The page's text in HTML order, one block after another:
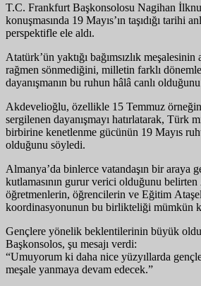
T.C. Frankfurt Başkonsolosu Nagihan
konuşmasında 19 Mayıs’ın taşıdığı tarihi
perspektifle ele aldı.
Atatürk’ün yaktığı bağımsızlık meşalesinin
rağmen sönmediğini, milletin farklı
dayanışmanın bu ruhun hâlâ canlı
Akdevelioğlu, özellikle 15 Temmuz
sergilenen dayanışmayı hatırlatarak, Türk
birbirine kenetlenme gücünün 19 Mayıs
olduğunu söyledi.
Almanya’da binlerce vatandaşın bir araya
kutlamasının gurur verici olduğunu
öğretmenlerin, öğrencilerin ve Eğitim
koordinasyonunun bu birlikteliği mümkün
Gençlere yönelik beklentilerinin büyük
Başkonsolos, şu mesajı verdi:
“Umuyorum ki daha nice yüzyıllarda
meşale yanmaya devam edecek.”